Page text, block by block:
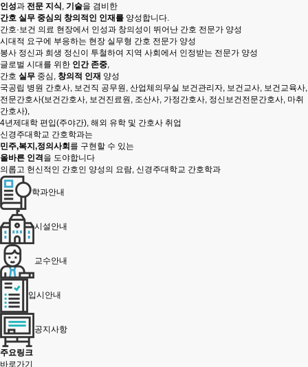
인성과 전문 지식, 기술을 겸비한
간호 실무 중심의 창의적인 인재를 양성합니다.
간호·보건 의료 현장에서 인성과 창의성이 뛰어난 간호 전문가 양성
시대적 요구에 부응하는 현장 실무형 간호 전문가 양성
봉사 정신과 희생 정신이 투철하여 지역 사회에서 인정받는 전문가 양성
글로벌 시대를 위한 인간 존중,
간호 실무 중심, 창의적 인재 양성
국공립 병원 간호사, 보건직 공무원, 산업체의무실 보건관리자, 보건교사, 보건교육사,
전문간호사(보건간호사, 보건진료원, 조산사, 가정간호사, 정신보건전문간호사, 마취
간호사),
4년제대학 편입(주야간), 해외 유학 및 간호사 취업
신경주대학교 간호학과는
민주,복지,정의사회 를 구현할 수 있는
올바른 인격 을 도야합니다
의롭고 헌신적인 간호인 양성의 요람, 신경주대학교 간호학과
학과안내
시설안내
교수안내
입시안내
공지사항
주요링크
바로가기